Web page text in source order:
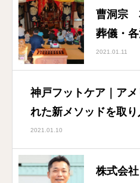
病気の
る温熱
曹洞宗
葬儀・
事に関す
ださい！
2021.01.11
神戸フットケア｜ア
れた新メソッドを取
の専門家「ゆるかかと
2021.01.10
株式会